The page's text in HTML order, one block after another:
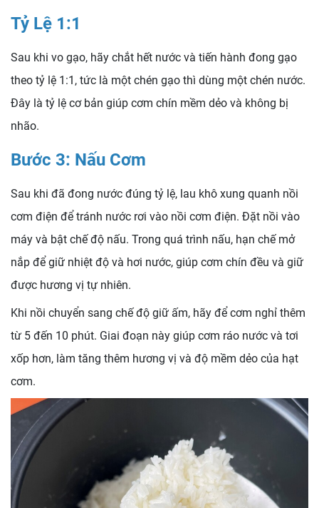
Tỷ Lệ 1:1
Sau khi vo gạo, hãy chắt hết nước và tiến hành đong gạo
theo tỷ lệ 1:1, tức là một chén gạo thì dùng một chén nước.
Đây là tỷ lệ cơ bản giúp cơm chín mềm dẻo và không bị
nhão.
Bước 3: Nấu Cơm
Sau khi đã đong nước đúng tỷ lệ, lau khô xung quanh nồi
cơm điện để tránh nước rơi vào nồi cơm điện. Đặt nồi vào
máy và bật chế độ nấu. Trong quá trình nấu, hạn chế mở
nắp để giữ nhiệt độ và hơi nước, giúp cơm chín đều và giữ
được hương vị tự nhiên.
Khi nồi chuyển sang chế độ giữ ấm, hãy để cơm nghỉ thêm
từ 5 đến 10 phút. Giai đoạn này giúp cơm ráo nước và tơi
xốp hơn, làm tăng thêm hương vị và độ mềm dẻo của hạt
cơm.